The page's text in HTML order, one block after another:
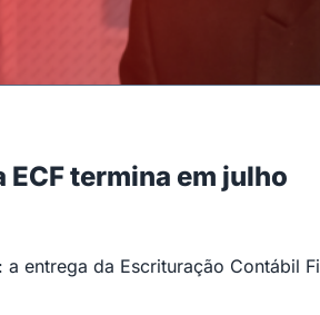
termina em julho
entrega da Escrituração Contábil